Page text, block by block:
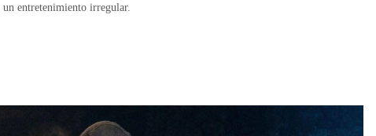
entretenimiento irregular.